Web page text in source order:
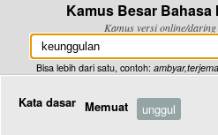
Kamus Besar Bahasa
Kamus versi online/
Bisa lebih dari satu, contoh:
Kata dasar Memuat unggul